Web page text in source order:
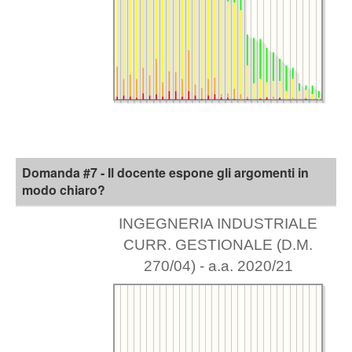
Domanda #7 - Il docente espone gli argomenti in
modo chiaro?
INGEGNERIA INDUSTRIALE
CURR. GESTIONALE (D.M.
270/04) - a.a. 2020/21